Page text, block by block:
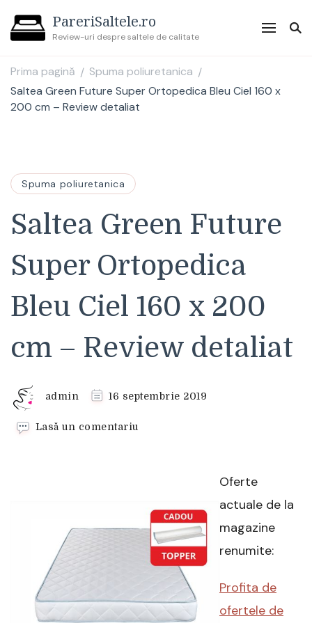
PareriSaltele.ro
Review-uri despre saltele de calitate
Prima pagină / Spuma poliuretanica /
Saltea Green Future Super Ortopedica Bleu Ciel 160 x
200 cm – Review detaliat
Spuma poliuretanica
Saltea Green Future
Super Ortopedica
Bleu Ciel 160 x 200
cm – Review detaliat
admin 16 septembrie 2019
Lasă un comentariu
Bleu
Ciel
160
–
Review
Oferte
actuale de la
magazine
renumite:
Profita de
ofertele de